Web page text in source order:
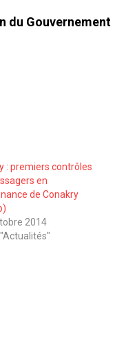
du Gouvernement
: premiers contrôles
en
de Conakry
2014